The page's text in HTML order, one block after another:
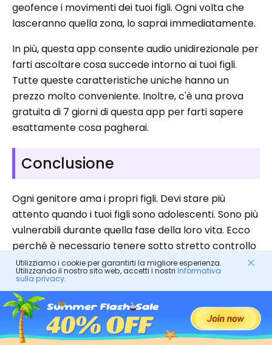
geofence i movimenti dei tuoi figli. Ogni volta che
lasceranno quella zona, lo saprai immediatamente.
In più, questa app consente audio unidirezionale per
farti ascoltare cosa succede intorno ai tuoi figli.
Tutte queste caratteristiche uniche hanno un
prezzo molto conveniente. Inoltre, c'è una prova
gratuita di 7 giorni di questa app per farti sapere
esattamente cosa pagherai.
Conclusione
Ogni genitore ama i propri figli. Devi stare più
attento quando i tuoi figli sono adolescenti. Sono più
vulnerabili durante quella fase della loro vita. Ecco
perché è necessario tenere sotto stretto controllo
le loro attività.
Puoi consentire ai tuoi figli di utilizzare app di
appuntamenti. Impedire loro di utilizzare tali app
potrebbe danneggiarli. Ma devi comunicare
apertamente con loro sull’utilizzo sicuro di tali app.
Utilizziamo i cookie per garantirti la migliore esperienza.
Utilizzando il nostro sito web, accetti i nostri Informativa
sulla privacy.